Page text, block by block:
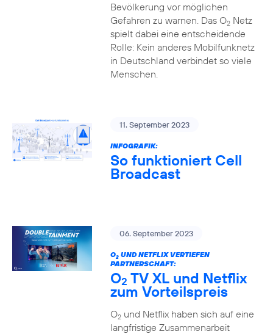
Bevölkerung vor möglichen
Gefahren zu warnen. Das O2Netz
spielt dabei eine entscheidende
Rolle: Kein anderes Mobilfunknetz
in Deutschland verbindet so viele
Menschen.
11. September 2023
INFOGRAFIK:
So funktioniert Cell
Broadcast
06. September 2023
O2UND NETFLIX VERTIEFEN
PARTNERSCHAFT:
O2 TV XL und Netflix
zum Vorteilspreis
O2und Netflix haben sich auf eine
langfristige Zusammenarbeit